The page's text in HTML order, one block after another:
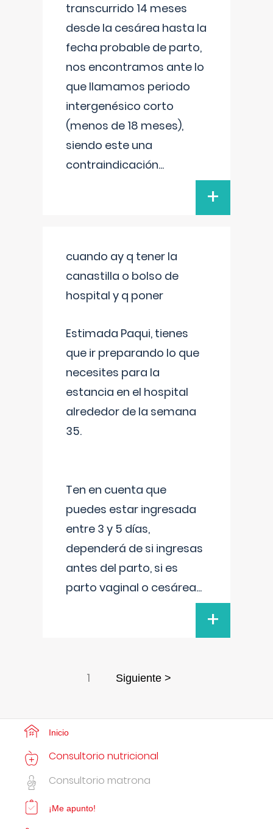
transcurrido 14 meses
desde la cesárea hasta la
fecha probable de parto,
nos encontramos ante lo
que llamamos periodo
intergenésico corto
(menos de 18 meses),
siendo este una
contraindicación...
+
cuando ay q tener la
canastilla o bolso de
hospital y q poner
Estimada Paqui, tienes
que ir preparando lo que
necesites para la
estancia en el hospital
alrededor de la semana
35.
Ten en cuenta que
puedes estar ingresada
entre 3 y 5 días,
dependerá de si ingresas
antes del parto, si es
parto vaginal o cesárea...
+
1 Siguiente >
Inicio
Consultorio nutricional
Consultorio matrona
¡Me apunto!